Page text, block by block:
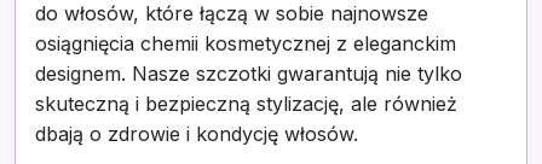
do włosów, które łączą w sobie najnowsze
osiągnięcia chemii kosmetycznej z eleganckim
designem. Nasze szczotki gwarantują nie tylko
skuteczną i bezpieczną stylizację, ale również
dbają o zdrowie i kondycję włosów.